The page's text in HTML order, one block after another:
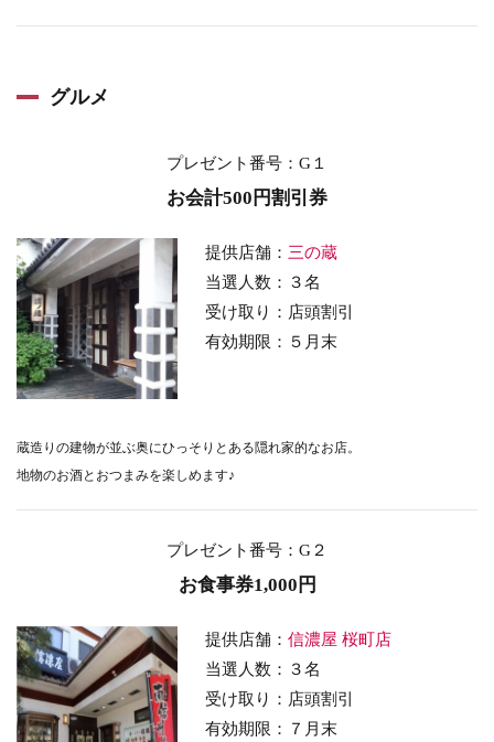
グルメ
プレゼント番号 ：G１
お会計500円割引券
提供店舗： 三の蔵
当選人数：３名
受け取り：店頭割引
有効期限：５月末
蔵造りの建物が並ぶ奥にひっそりとある隠れ家的なお店。
地物のお酒とおつまみを楽しめます♪
プレゼント番号 ：G２
お食事券1,000円
提供店舗：信濃屋 桜町店
当選人数：３名
受け取り：店頭割引
有効期限：７月末